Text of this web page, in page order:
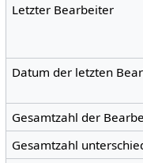
Letzter Bearbeiter
Datum der letzten
Gesamtzahl der
Gesamtzahl